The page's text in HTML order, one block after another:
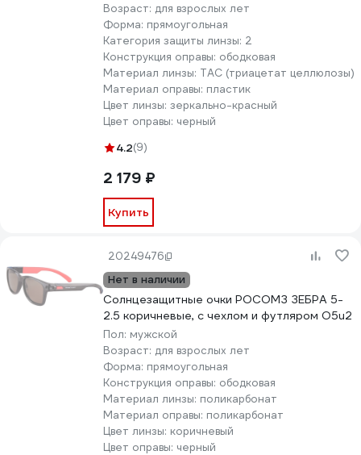
Возраст: для взрослых лет
Форма: прямоугольная
Категория защиты линзы: 2
Конструкция оправы: ободковая
Материал линзы: TAC (триацетат целлюлозы)
Материал оправы: пластик
Цвет линзы: зеркально-красный
Цвет оправы: черный
4.2(9)
2 179 ₽
Купить
20249476
Нет в наличии
Солнцезащитные очки РОСОМЗ ЗЕБРА 5-
2.5 коричневые, с чехлом и футляром О5u2
Пол: мужской
Возраст: для взрослых лет
Форма: прямоугольная
Конструкция оправы: ободковая
Материал линзы: поликарбонат
Материал оправы: поликарбонат
Цвет линзы: коричневый
Цвет оправы: черный